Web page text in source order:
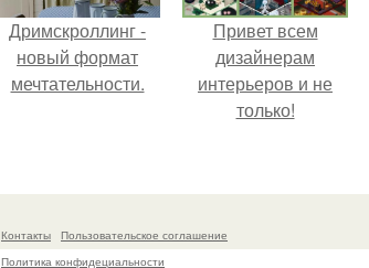
Дримскроллинг -
новый формат
мечтательности.
Привет всем
дизайнерам
интерьеров и не
только!
Контакты
Пользовательское соглашение
Политика конфидециальности